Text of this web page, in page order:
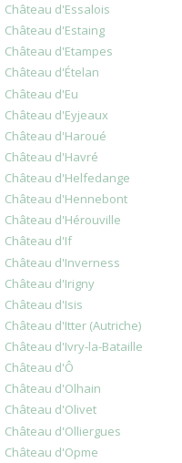
Château d'Essalois
Château d'Estaing
Château d'Etampes
Château d'Ételan
Château d'Eu
Château d'Eyjeaux
Château d'Haroué
Château d'Havré
Château d'Helfedange
Château d'Hennebont
Château d'Hérouville
Château d'If
Château d'Inverness
Château d'Irigny
Château d'Isis
Château d'Itter (Autriche)
Château d'Ivry-la-Bataille
Château d'Ô
Château d'Olhain
Château d'Olivet
Château d'Olliergues
Château d'Opme